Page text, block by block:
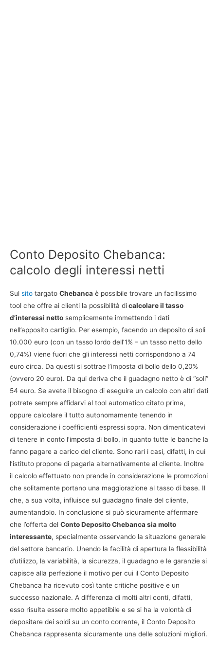
Conto Deposito Chebanca:
calcolo degli interessi netti
Sul sito targato Chebanca è possibile trovare un facilissimo
tool che offre ai clienti la possibilità dicalcolare il tasso
d’interessi netto semplicemente immettendo i dati
nell’apposito cartiglio. Per esempio, facendo un deposito di soli
10.000 euro (con un tasso lordo dell’1% – un tasso netto dello
0,74%) viene fuori che gli interessi netti corrispondono a 74
euro circa. Da questi si sottrae l’imposta di bollo dello 0,20%
(ovvero 20 euro). Da qui deriva che il guadagno netto è di “soli”
54 euro. Se avete il bisogno di eseguire un calcolo con altri dati
potrete sempre affidarvi al tool automatico citato prima,
oppure calcolare il tutto autonomamente tenendo in
considerazione i coefficienti espressi sopra. Non dimenticatevi
di tenere in conto l’imposta di bollo, in quanto tutte le banche la
fanno pagare a carico del cliente. Sono rari i casi, difatti, in cui
l’istituto propone di pagarla alternativamente al cliente. Inoltre
il calcolo effettuato non prende in considerazione le promozioni
che solitamente portano una maggiorazione al tasso di base. Il
che, a sua volta, influisce sul guadagno finale del cliente,
aumentandolo. In conclusione si può sicuramente affermare
che l’offerta del Conto Deposito Chebanca sia molto
interessante, specialmente osservando la situazione generale
del settore bancario. Unendo la facilità di apertura la flessibilità
d’utilizzo, la variabilità, la sicurezza, il guadagno e le garanzie si
capisce alla perfezione il motivo per cui il Conto Deposito
Chebanca ha ricevuto così tante critiche positive e un
successo nazionale. A differenza di molti altri conti, difatti,
esso risulta essere molto appetibile e se si ha la volontà di
depositare dei soldi su un conto corrente, il Conto Deposito
Chebanca rappresenta sicuramente una delle soluzioni migliori.